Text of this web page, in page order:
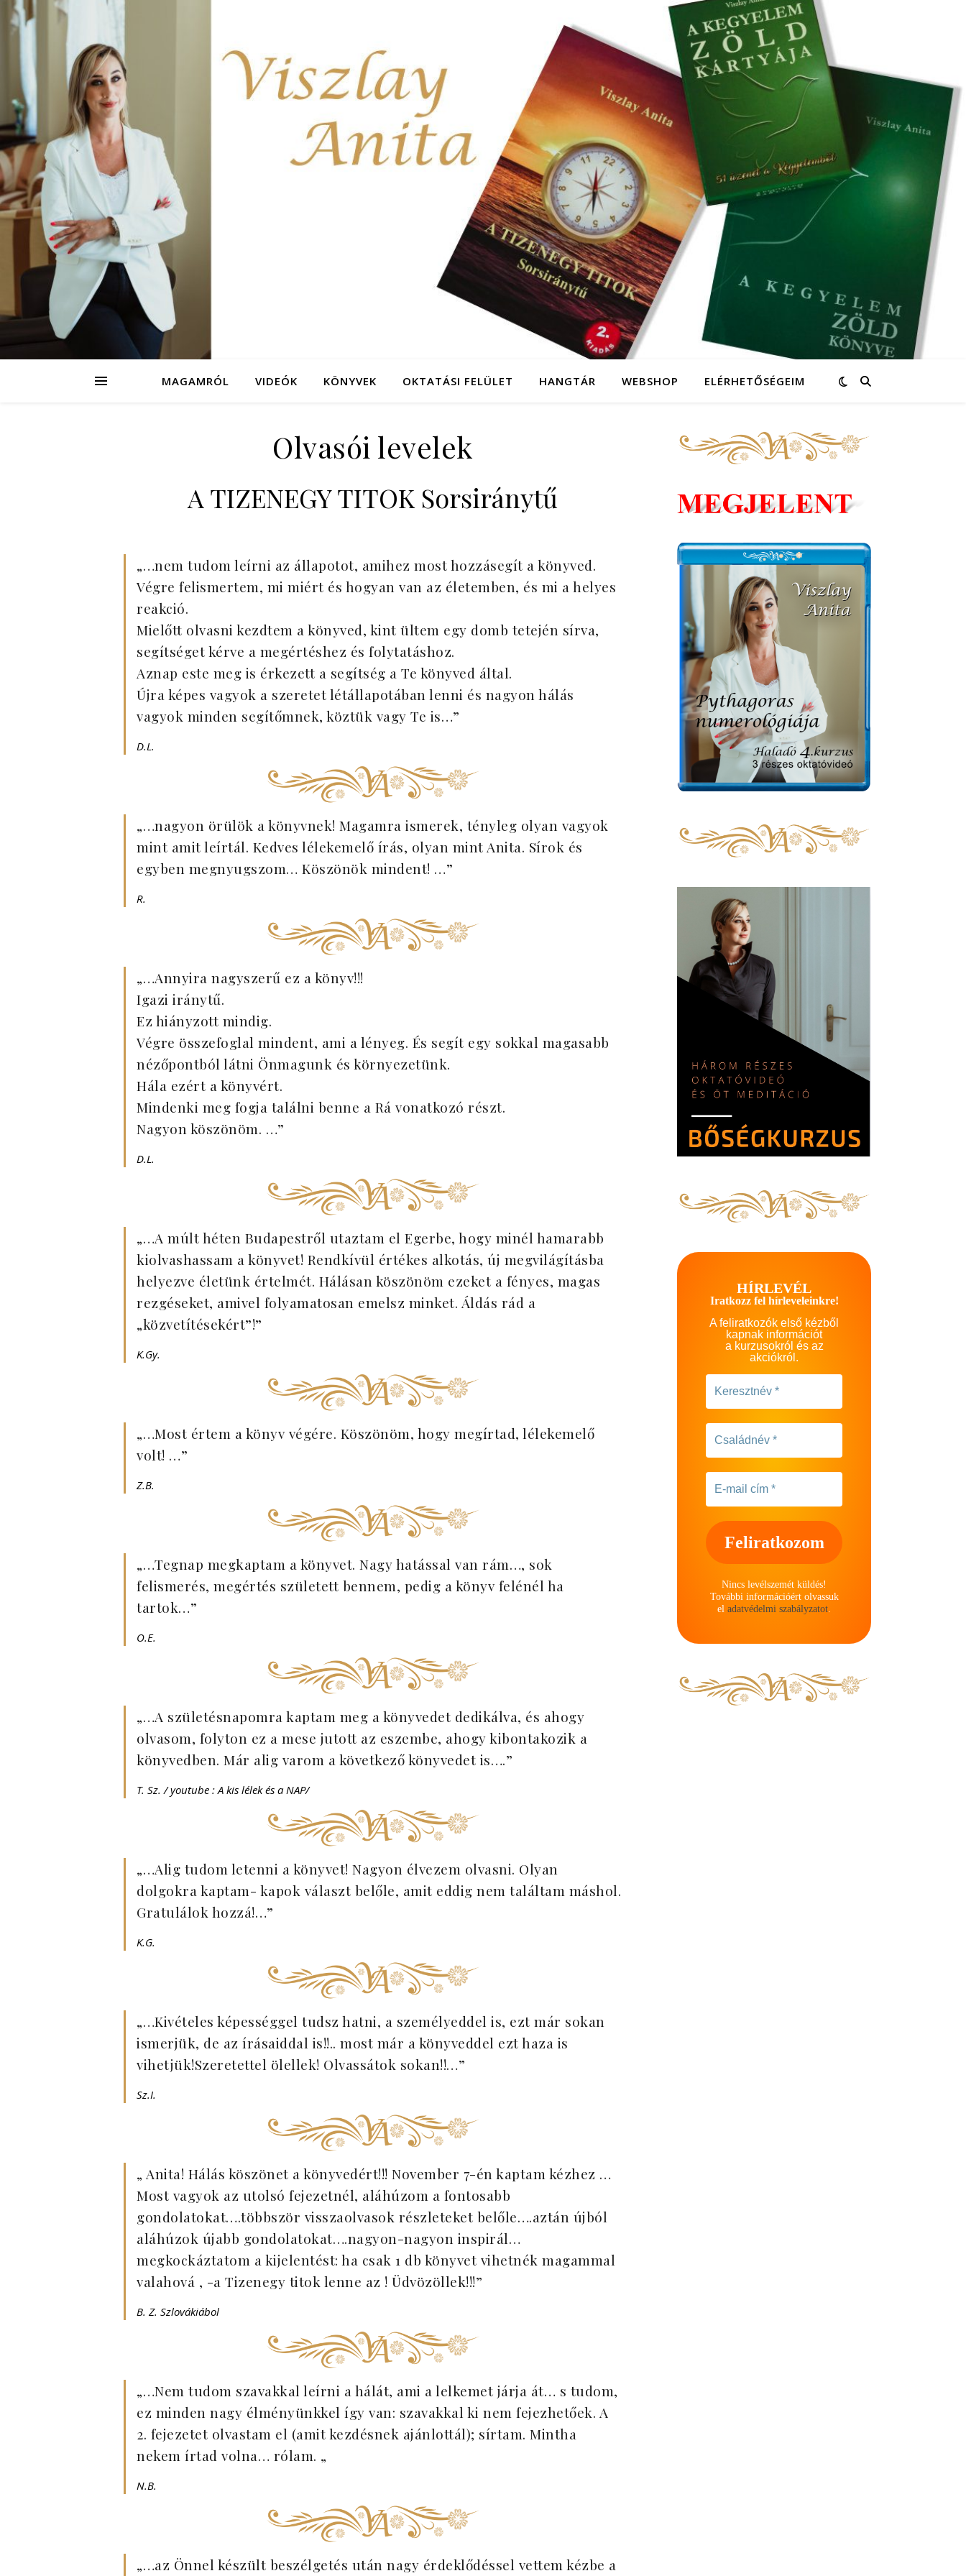
MAGAMRÓL VIDEÓK KÖNYVEK OKTATÁSI FELÜLET HANGTÁR WEBSHOP ELÉRHETŐSÉGEIM
Olvasói levelek
A TIZENEGY TITOK Sorsiránytű
„…nem tudom leírni az állapotot, amihez most hozzásegít a könyved.
Végre felismertem, mi miért és hogyan van az életemben, és mi a helyes
reakció.
Mielőtt olvasni kezdtem a könyved, kint ültem egy domb tetején sírva,
segítséget kérve a megértéshez és folytatáshoz.
Aznap este meg is érkezett a segítség a Te könyved által.
Újra képes vagyok a szeretet létállapotában lenni és nagyon hálás
vagyok minden segítőmnek, köztük vagy Te is…”
D.L.
„…nagyon örülök a könyvnek! Magamra ismerek, tényleg olyan vagyok
mint amit leírtál. Kedves lélekemelő írás, olyan mint Anita. Sírok és
egyben megnyugszom… Köszönök mindent! …”
R.
„…Annyira nagyszerű ez a könyv!!!
Igazi iránytű.
Ez hiányzott mindig.
Végre összefoglal mindent, ami a lényeg. És segít egy sokkal magasabb
nézőpontból látni Önmagunk és környezetünk.
Hála ezért a könyvért.
Mindenki meg fogja találni benne a Rá vonatkozó részt.
Nagyon köszönöm. …”
D.L.
„…A múlt héten Budapestről utaztam el Egerbe, hogy minél hamarabb
kiolvashassam a könyvet! Rendkívül értékes alkotás, új megvilágításba
helyezve életünk értelmét. Hálásan köszönöm ezeket a fényes, magas
rezgéseket, amivel folyamatosan emelsz minket. Áldás rád a
„közvetítésekért”!”
K.Gy.
„…Most értem a könyv végére. Köszönöm, hogy megírtad, lélekemelő
volt! …”
Z.B.
„…Tegnap megkaptam a könyvet. Nagy hatással van rám…, sok
felismerés, megértés született bennem, pedig a könyv felénél ha
tartok…”
O.E.
„…A születésnapomra kaptam meg a könyvedet dedikálva, és ahogy
olvasom, folyton ez a mese jutott az eszembe, ahogy kibontakozik a
könyvedben. Már alig varom a következő könyvedet is….”
T. Sz. / youtube : A kis lélek és a NAP/
„…Alig tudom letenni a könyvet! Nagyon élvezem olvasni. Olyan
dolgokra kaptam- kapok választ belőle, amit eddig nem találtam máshol.
Gratulálok hozzá!…”
K.G.
„…Kivételes képességgel tudsz hatni, a személyeddel is, ezt már sokan
ismerjük, de az írásaiddal is!!.. most már a könyveddel ezt haza is
vihetjük!Szeretettel ölellek! Olvassátok sokan!!…”
Sz.I.
„ Anita! Hálás köszönet a könyvedért!!! November 7-én kaptam kézhez …
Most vagyok az utolsó fejezetnél, aláhúzom a fontosabb
gondolatokat….többször visszaolvasok részleteket belőle….aztán újból
aláhúzok újabb gondolatokat….nagyon-nagyon inspirál…
megkockáztatom a kijelentést: ha csak 1 db könyvet vihetnék magammal
valahová , -a Tizenegy titok lenne az ! Üdvözöllek!!!”
B. Z. Szlovákiábol
„…Nem tudom szavakkal leírni a hálát, ami a lelkemet járja át… s tudom,
ez minden nagy élményünkkel így van: szavakkal ki nem fejezhetőek. A
2. fejezetet olvastam el (amit kezdésnek ajánlottál); sírtam. Mintha
nekem írtad volna… rólam. „
N.B.
„…az Önnel készült beszélgetés után nagy érdeklődéssel vettem kézbe a
HÍRLEVÉL
Iratkozz fel hírleveleinkre!
A feliratkozók első kézből
kapnak információt
a kurzusokról és az
akciókról.
Nincs levélszemét küldés!
További információért olvassuk
el adatvédelmi szabályzatot